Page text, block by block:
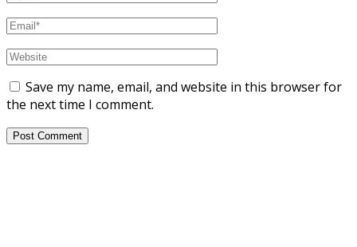
Save my name, email, and website in this browser for
the next time I comment.